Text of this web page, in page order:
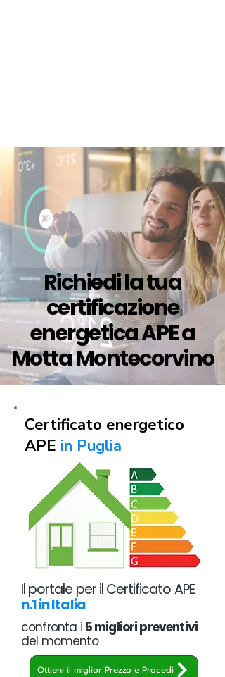
Richiedi la tua
certificazione
energetica APE a
Motta Montecorvino
Certificato energetico
APE in Puglia
Il portale per il Certificato APE
n.1 in Italia
confronta i 5 migliori preventivi
del momento
Ottieni il miglior Prezzo e Procedi